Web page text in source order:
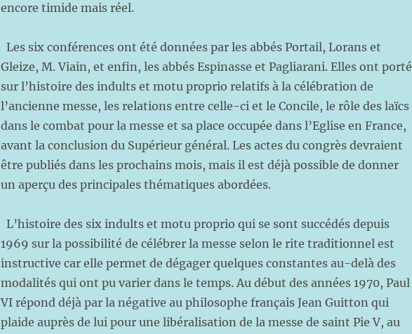
encore timide mais réel.
Les six conférences ont été données par les abbés Portail, Lorans et
Gleize, M. Viain, et enfin, les abbés Espinasse et Pagliarani. Elles ont porté
sur l’histoire des indults et motu proprio relatifs à la célébration de
l’ancienne messe, les relations entre celle-ci et le Concile, le rôle des laïcs
dans le combat pour la messe et sa place occupée dans l’Eglise en France,
avant la conclusion du Supérieur général. Les actes du congrès devraient
être publiés dans les prochains mois, mais il est déjà possible de donner
un aperçu des principales thématiques abordées.
L’histoire des six indults et motu proprio qui se sont succédés depuis
1969 sur la possibilité de célébrer la messe selon le rite traditionnel est
instructive car elle permet de dégager quelques constantes au-delà des
modalités qui ont pu varier dans le temps. Au début des années 1970, Paul
VI répond déjà par la négative au philosophe français Jean Guitton qui
plaide auprès de lui pour une libéralisation de la messe de saint Pie V, au